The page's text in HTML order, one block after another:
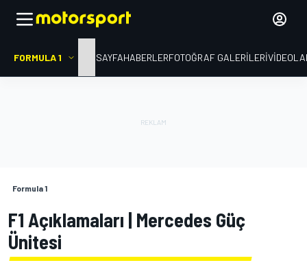
FORMULA 1 ANA SAYFAHABERLERFOTOĞRAF GALERILERI
Formula 1
F1 Açıklamaları | Mercedes Güç
Ünitesi